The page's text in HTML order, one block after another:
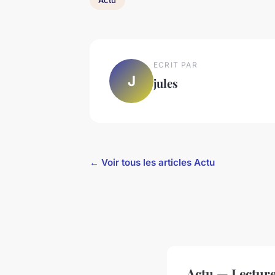
J
ECRIT PAR
jules
← Voir tous les articles Actu